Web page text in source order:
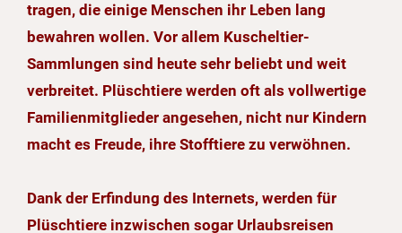
tragen, die einige Menschen ihr Leben lang
bewahren wollen. Vor allem Kuscheltier-
Sammlungen sind heute sehr beliebt und weit
verbreitet. Plüschtiere werden oft als vollwertige
Familienmitglieder angesehen, nicht nur Kindern
macht es Freude, ihre Stofftiere zu verwöhnen.
Dank der Erfindung des Internets, werden für
Plüschtiere inzwischen sogar Urlaubsreisen